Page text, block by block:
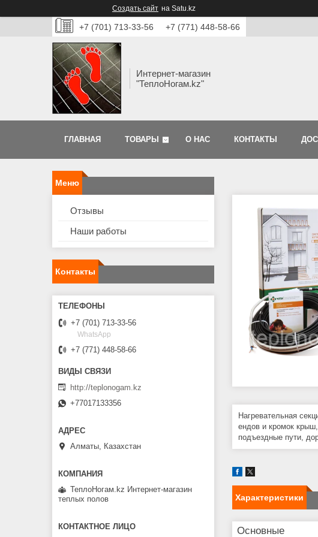
Создать сайт на Satu.kz
+7 (701) 713-33-56 +7 (771) 448-58-66
Интернет-магазин
"ТеплоНогам.kz"
ГЛАВНАЯ ТОВАРЫ О НАС КОНТАКТЫ
Нагревательная
ендов и кромок
подъездные пути,
Характеристики
Основные
Отзывы
Наши работы
Контакты
+7 (701) 713-33-56
WhatsApp
+7 (771) 448-58-66
http://teplonogam.kz
+77017133356
Алматы, Казахстан
ТеплоНогам.kz Интернет-магазин
теплых полов